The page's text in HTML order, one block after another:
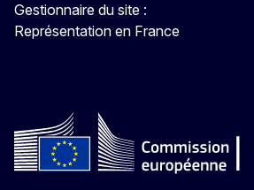
Gestionnaire du site :
Représentation en France